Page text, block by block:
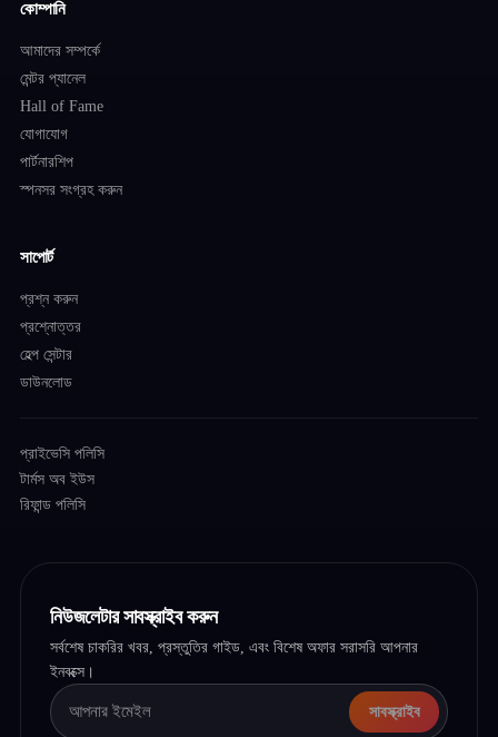
কোম্পানি
আমাদের সম্পর্কে
মেন্টর প্যানেল
Hall of Fame
যোগাযোগ
পার্টনারশিপ
স্পনসর সংগ্রহ করুন
সাপোর্ট
প্রশ্ন করুন
প্রশ্নোত্তর
হেল্প সেন্টার
ডাউনলোড
প্রাইভেসি পলিসি
টার্মস অব ইউস
রিফান্ড পলিসি
নিউজলেটার সাবস্ক্রাইব করুন
সর্বশেষ চাকরির খবর, প্রস্তুতির গাইড, এবং বিশেষ অফার সরাসরি আপনার
ইনবক্সে।
সাবস্ক্রাইব